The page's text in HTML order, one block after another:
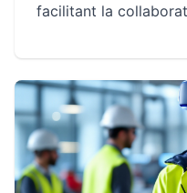
facilitant la
architecturaux,
efficaces et
crucial dans le
dans l'innovation et